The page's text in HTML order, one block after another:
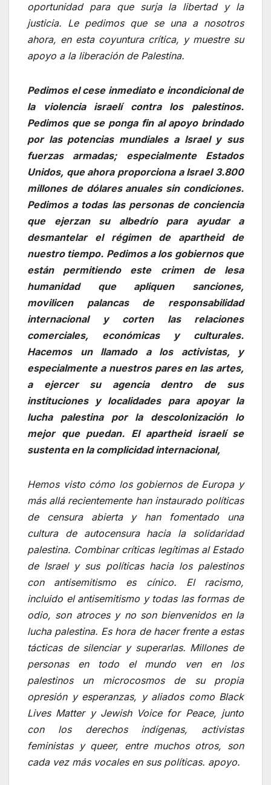
oportunidad para que surja la libertad y la
justicia. Le pedimos que se una a nosotros
ahora, en esta coyuntura crítica, y muestre su
apoyo a la liberación de Palestina.
Pedimos el cese inmediato e incondicional de
la violencia israelí contra los palestinos.
Pedimos que se ponga fin al apoyo brindado
por las potencias mundiales a Israel y sus
fuerzas armadas; especialmente Estados
Unidos, que ahora proporciona a Israel 3.800
millones de dólares anuales sin condiciones.
Pedimos a todas las personas de conciencia
que ejerzan su albedrío para ayudar a
desmantelar el régimen de apartheid de
nuestro tiempo. Pedimos a los gobiernos que
están permitiendo este crimen de lesa
humanidad que apliquen sanciones,
movilicen palancas de responsabilidad
internacional y corten las relaciones
comerciales, económicas y culturales.
Hacemos un llamado a los activistas, y
especialmente a nuestros pares en las artes,
a ejercer su agencia dentro de sus
instituciones y localidades para apoyar la
lucha palestina por la descolonización lo
mejor que puedan. El apartheid israelí se
sustenta en la complicidad internacional,
Hemos visto cómo los gobiernos de Europa y
más allá recientemente han instaurado políticas
de censura abierta y han fomentado una
cultura de autocensura hacia la solidaridad
palestina. Combinar críticas legítimas al Estado
de Israel y sus políticas hacia los palestinos
con antisemitismo es cínico. El racismo,
incluido el antisemitismo y todas las formas de
odio, son atroces y no son bienvenidos en la
lucha palestina. Es hora de hacer frente a estas
tácticas de silenciar y superarlas. Millones de
personas en todo el mundo ven en los
palestinos un microcosmos de su propia
opresión y esperanzas, y aliados como Black
Lives Matter y Jewish Voice for Peace, junto
con los derechos indígenas, activistas
feministas y queer, entre muchos otros, son
cada vez más vocales en sus políticas. apoyo.